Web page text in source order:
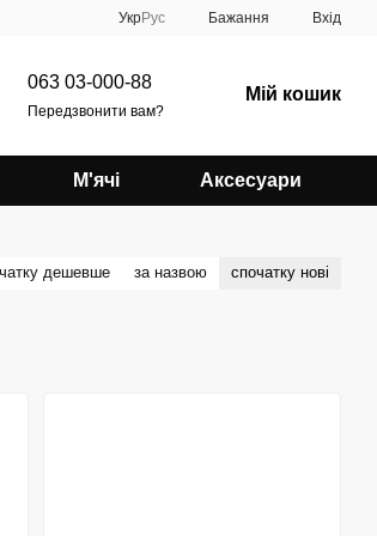
УкрРус Бажання Вхід
063 03-000-88
Передзвонити вам?
Мій кошик
М'ячі Аксесуари
дешевше за назвою спочатку нові